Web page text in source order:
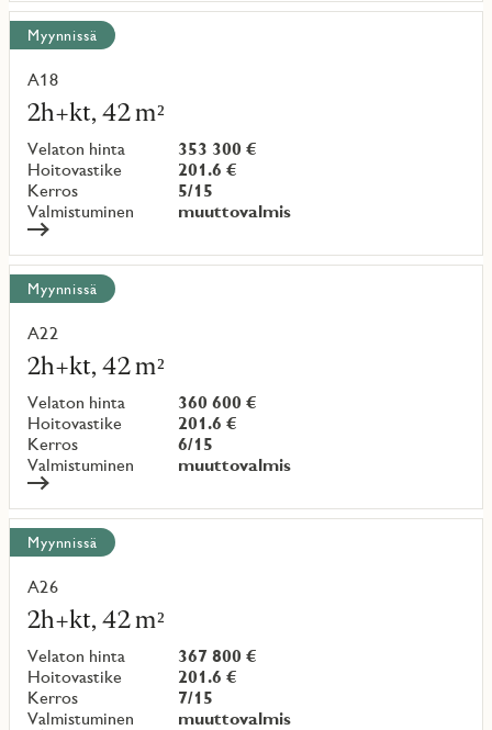
Myynnissä
A18
2h+kt, 42 m²
Velaton hinta
353 300 €
Hoitovastike
201.6 €
Kerros
5/15
Valmistuminen
muuttovalmis
Lue
lisää
kohteesta
Myynnissä
A22
2h+kt, 42 m²
Velaton hinta
360 600 €
Hoitovastike
201.6 €
Kerros
6/15
Valmistuminen
muuttovalmis
Lue
lisää
kohteesta
Myynnissä
A26
2h+kt, 42 m²
Velaton hinta
367 800 €
Hoitovastike
201.6 €
Kerros
7/15
Valmistuminen
muuttovalmis
Lue
lisää
kohteesta